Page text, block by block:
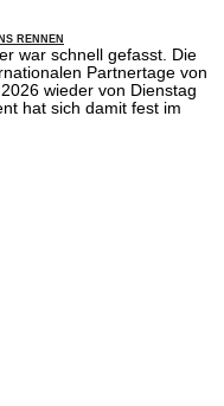
RENNEN
war schnell gefasst. Die
Partnertage von
wieder von Dienstag
hat sich damit fest im